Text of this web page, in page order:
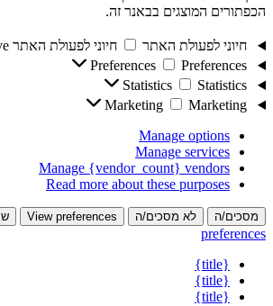
הכפתורים המוצגים בבאנר זה.
חיוני לפעולת האתר חיוני לפעולת האתר
Preferences
Preferences
Statistics
Statistics
Marketing
Marketing
Manage options
Manage services
Manage {vendor_count} vendors
Read more about these purposes
מסכים/ה לא מסכים/ה View preferences
preferences
{title}
{title}
{title}